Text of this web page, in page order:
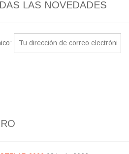
LAS NOVEDADES